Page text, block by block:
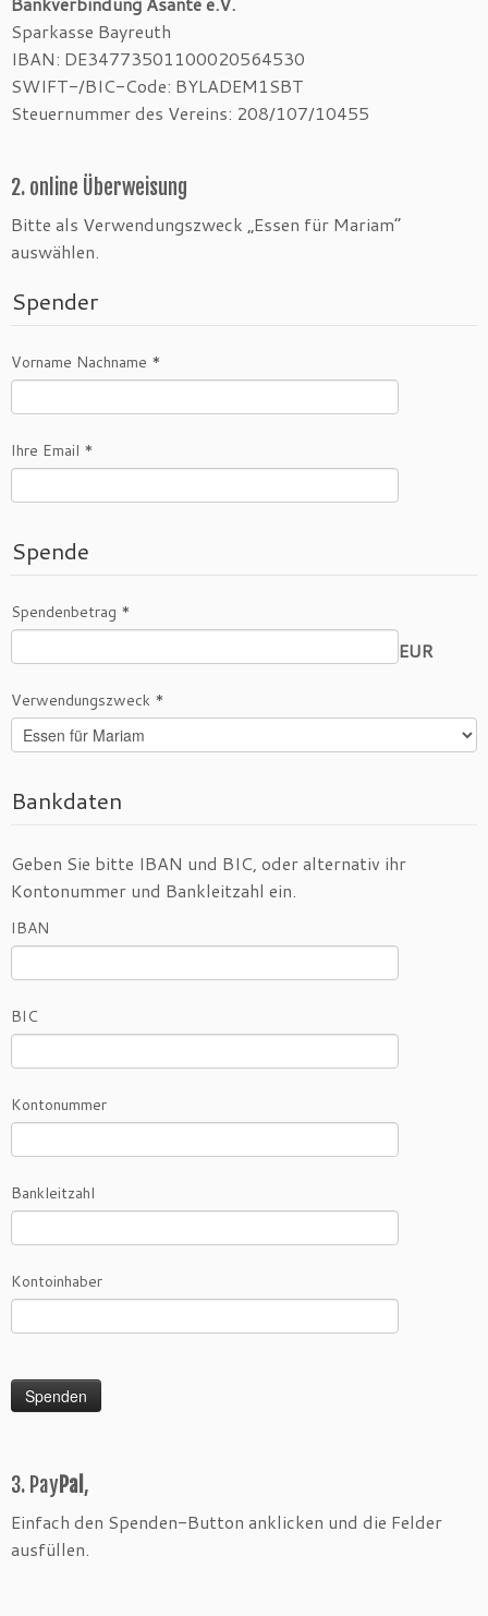
Sparkasse Bayreuth
IBAN: DE34773501100020564530
SWIFT-/BIC-Code: BYLADEM1SBT
Steuernummer des Vereins: 208/107/10455
2. online Überweisung
Bitte als Verwendungszweck „Essen für Mariam“
auswählen.
Spender
Vorname Nachname *
Ihre Email *
Spende
Spendenbetrag *
EUR
Verwendungszweck *
Bankdaten
Geben Sie bitte IBAN und BIC, oder alternativ ihr
Kontonummer und Bankleitzahl ein.
IBAN
BIC
Kontonummer
Bankleitzahl
Kontoinhaber
3. PayPal ,
Einfach den Spenden-Button anklicken und die Felder
ausfüllen.